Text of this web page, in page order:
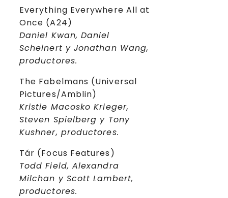
Everything Everywhere All at
Once (A24)
Daniel Kwan, Daniel
Scheinert y Jonathan Wang,
productores.
The Fabelmans (Universal
Pictures/Amblin)
Kristie Macosko Krieger,
Steven Spielberg y Tony
Kushner, productores.
Tár (Focus Features)
Todd Field, Alexandra
Milchan y Scott Lambert,
productores.